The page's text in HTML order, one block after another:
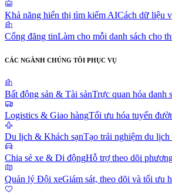
Khả năng hiển thị tìm kiếm AICách dữ liệu
Cổng đăng tinLàm cho mỗi danh sách cho
CÁC NGÀNH CHÚNG TÔI PHỤC VỤ
Bất động sản & Tài sảnTrực quan hóa danh
Logistics & Giao hàngTối ưu hóa tuyến
Du lịch & Khách sạnTạo trải nghiệm du
Chia sẻ xe & Di độngHỗ trợ theo dõi
Quản lý Đội xeGiám sát, theo dõi và tối ưu